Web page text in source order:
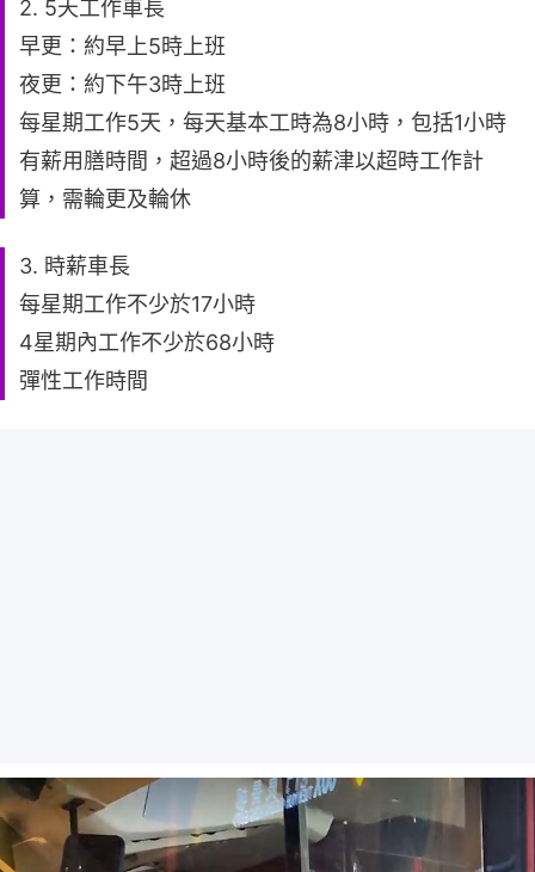
2. 5天工作車長
早更：約早上5時上班
夜更：約下午3時上班
每星期工作5天，每天基本工時為8小時，包括1小時
有薪用膳時間，超過8小時後的薪津以超時工作計
算，需輪更及輪休
3. 時薪車長
每星期工作不少於17小時
4星期內工作不少於68小時
彈性工作時間